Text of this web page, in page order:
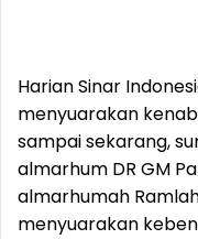
Harian Sinar
menyuarakan
sampai sekarang,
almarhum DR GM
almarhumah
menyuarakan